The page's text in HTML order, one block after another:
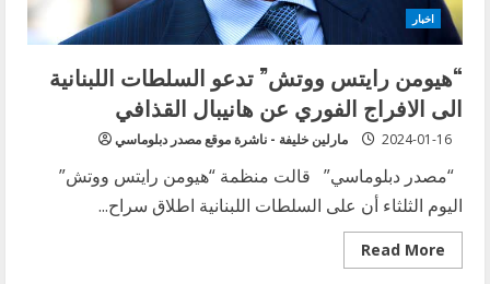
الدحدوح
يتعالج
في
اخبار
“هيومن رايتس ووتش” تدعو السلطات اللبنانية
الى الافراج الفوري عن هانيبال القذافي
مارلين خليفة - ناشرة موقع مصدر دبلوماسي 2024-01-16
“مصدر دبلوماسي” قالت منظمة “هيومن رايتس ووتش”
اليوم الثلثاء أن على السلطات اللبنانية اطلاق سراح...
Read More
Read
more